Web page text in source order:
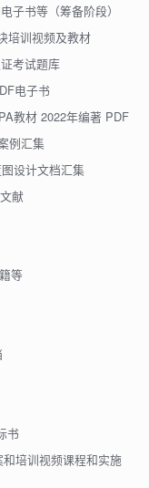
子书等（筹备阶段）
培训视频及教材
考试题库
电子书
教材 2022年编著 PDF
例汇集
设计文档汇集
献
等
书
培训视频课程和实施